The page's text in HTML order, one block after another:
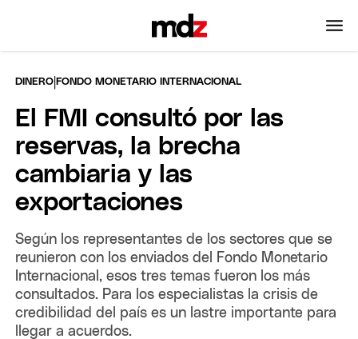
DINERO |FONDO MONETARIO INTERNACIONAL
El FMI consultó por las
reservas, la brecha
cambiaria y las
exportaciones
Según los representantes de los sectores que se
reunieron con los enviados del Fondo Monetario
Internacional, esos tres temas fueron los más
consultados. Para los especialistas la crisis de
credibilidad del país es un lastre importante para
llegar a acuerdos.